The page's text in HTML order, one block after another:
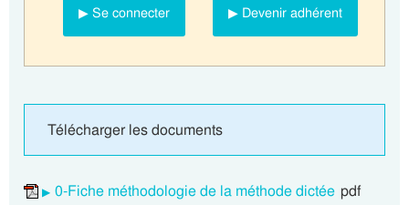
▶ Se connecter ▶ Devenir adhérent
Télécharger les documents
0-Fiche méthodologie de la méthode dictée pdf